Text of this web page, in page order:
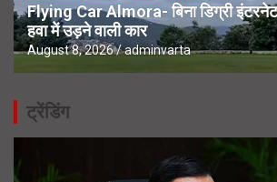
Flying Car Almora- बिना डिग्री
हवा में उड़ने वाली कार
August 8, 2026 adminvarta
ट्रेंडिंग